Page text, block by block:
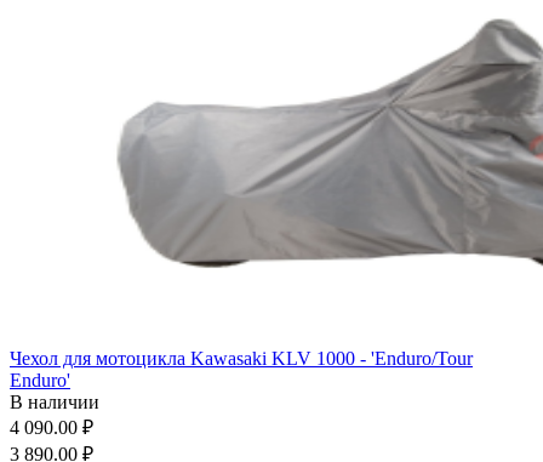
Чехол для мотоцикла Kawasaki KLV 1000 - 'Enduro/Tour
Enduro'
В наличии
4 090.00 ₽
3 890.00 ₽